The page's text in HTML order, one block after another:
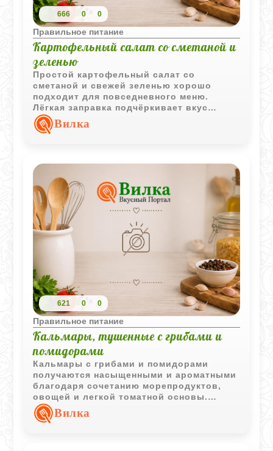
666 0 0
Правильное питание
Картофельный салат со сметаной и
зеленью
Простой картофельный салат со
сметаной и свежей зеленью хорошо
подходит для повседневного меню.
Лёгкая заправка подчёркивает вкус
картофеля и делает салат особенно
домашним.
Вилка
621 0 0
Правильное питание
Кальмары, тушенные с грибами и
помидорами
Кальмары с грибами и помидорами
получаются насыщенными и ароматными
благодаря сочетанию морепродуктов,
овощей и легкой томатной основы.
Блюдо хорошо подходит для горячего
домашнего ужина.
Вилка